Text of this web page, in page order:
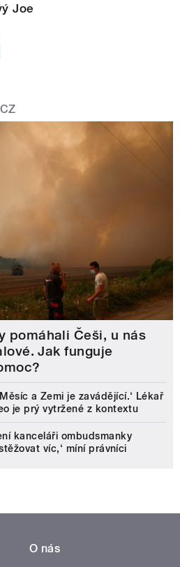
Joe
pomáhali Češi, u nás
Jak funguje
a Zemi je zavádějící.‘ Lékař
je prý vytržené z kontextu
kanceláři ombudsmanky
víc,‘ míní právníci
O nás